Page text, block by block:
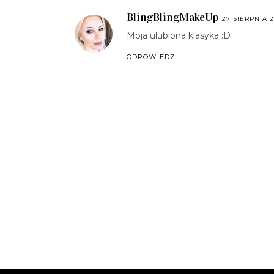
BlingBlingMakeUp 27 SIERPNIA
Moja ulubiona klasyka :D
ODPOWIEDZ